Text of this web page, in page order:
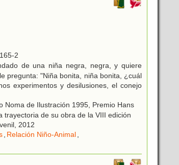
2
de una niña negra, negra, y quiere
pregunta: "Niña bonita, niña bonita, ¿cuál
experimentos y desilusiones, el conejo
Noma de Ilustración 1995, Premio Hans
trayectoria de su obra de la VIII edición
2012
, Relación Niño-Animal,